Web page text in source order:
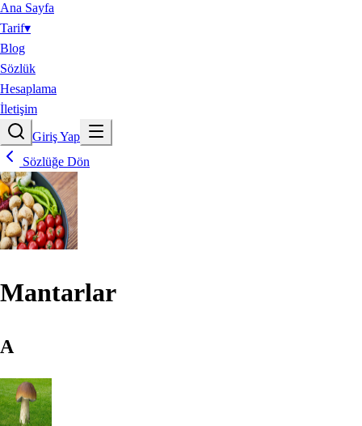
Ana Sayfa
Tarif▾
Blog
Sözlük
Hesaplama
İletişim
Giriş Yap
Sözlüğe Dön
Mantarlar
A